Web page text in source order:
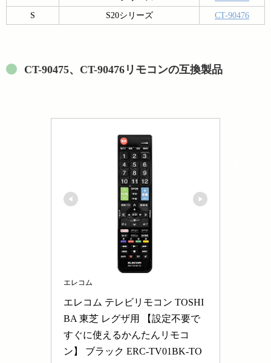
S
S20シリーズ CT-90476
CT-90475、CT-90476リモコンの互換製品
エレコム
エレコム テレビリモコン TOSHI
BA 東芝 レグザ用 【設定不要で
すぐに使えるかんたんリモコ
ン】 ブラック ERC-TV01BK-TO